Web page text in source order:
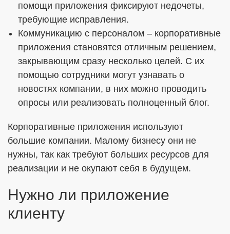
помощи приложения фиксируют недочеты,
требующие исправления.
Коммуникацию с персоналом – корпоративные
приложения становятся отличным решением,
закрывающим сразу несколько целей. С их
помощью сотрудники могут узнавать о
новостях компании, в них можно проводить
опросы или реализовать полноценный блог.
Корпоративные приложения используют
большие компании. Малому бизнесу они не
нужны, так как требуют больших ресурсов для
реализации и не окупают себя в будущем.
Нужно ли приложение
клиенту